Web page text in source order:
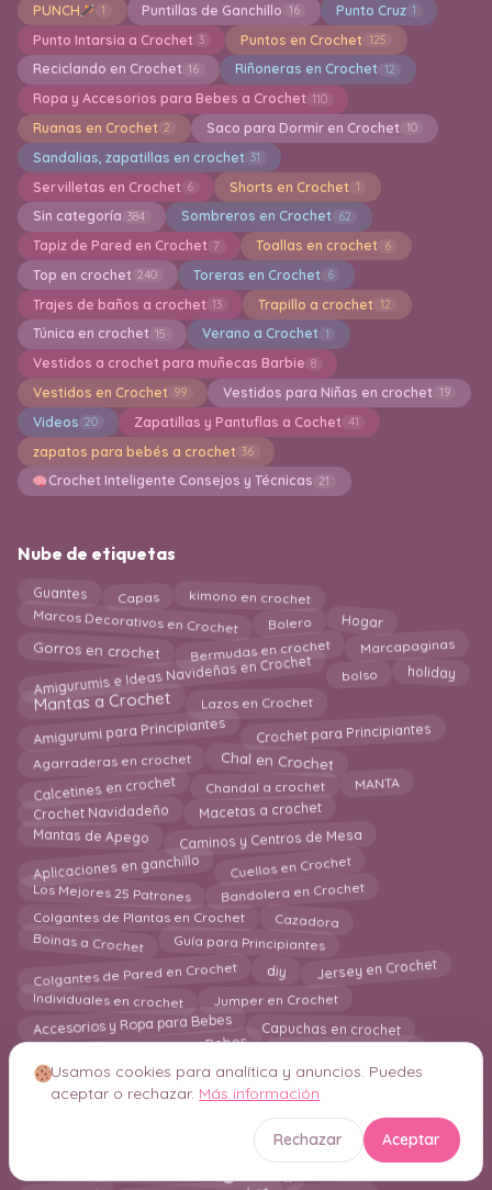
PUNCH 1 Puntillas de Ganchillo 16 Punto Cruz 1
Punto Intarsia a Crochet 3 Puntos en Crochet 125
Reciclando en Crochet 16 Riñoneras en Crochet 12
Ropa y Accesorios para Bebes a Crochet 110
Ruanas en Crochet 2 Saco para Dormir en Crochet 10
Sandalias, zapatillas en crochet 31
Servilletas en Crochet 6 Shorts en Crochet 1
Sin categoría 384 Sombreros en Crochet 62
Tapiz de Pared en Crochet 7 Toallas en crochet 6
Top en crochet 240 Toreras en Crochet 6
Trajes de baños a crochet 13 Trapillo a crochet 12
Túnica en crochet 15 Verano a Crochet 1
Vestidos a crochet para muñecas Barbie 8
Vestidos en Crochet 99 Vestidos para Niñas en crochet 19
Videos 20 Zapatillas y Pantuflas a Cochet 41
zapatos para bebés a crochet 36
Crochet Inteligente Consejos y Técnicas 21
Nube de etiquetas
Guantes Capas kimono en crochet
Marcos Decorativos en Crochet Bolero Hogar
Gorros en crochet Bermudas en crochet Marcapaginas
Amigurumis e Ideas Navideñas en Crochet bolso holiday
Mantas a Crochet Lazos en Crochet
Amigurumi para Principiantes Crochet para Principiantes
Agarraderas en crochet Chal en Crochet
Calcetines en crochet Chandal a crochet MANTA
Crochet Navidadeño Macetas a crochet
Mantas de Apego Caminos y Centros de Mesa
Aplicaciones en ganchillo Cuellos en Crochet
Los Mejores 25 Patrones Bandolera en Crochet
Colgantes de Plantas en Crochet Cazadora
Boinas a Crochet Guía para Principiantes
Colgantes de Pared en Crochet diy Jersey en Crochet
Individuales en crochet Jumper en Crochet
Accesorios y Ropa para Bebes Capuchas en crochet
Amigurumi Juguetes para Bebes
Delantal en Crochet Chalecos en crochet
Bisutería en Crochet Grannys Square
Alfombras Bikinis
Free Patterns Amigurumi Mascotas
Usamos cookies para analítica y anuncios. Puedes
aceptar o rechazar. Más información
Rechazar Aceptar